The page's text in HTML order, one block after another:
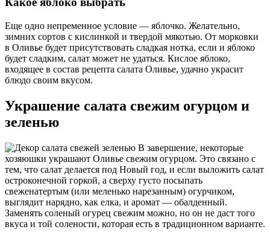
Еще одно непременное условие — яблочко. Желательно,
зимних сортов с кислинкой и твердой мякотью. От морковки
в Оливье будет присутствовать сладкая нотка, если и яблоко
будет сладким, салат может не удаться. Кислое яблоко,
входящее в состав рецепта салата Оливье, удачно украсит
блюдо своим вкусом.
Украшение салата свежим огурцом и
зеленью
В завершение, некоторые
хозяюшки украшают Оливье свежим огурцом. Это связано с
тем, что салат делается под Новый год, и если выложить салат
остроконечной горкой, а сверху густо посыпать
свеженатертым (или меленько нарезанным) огурчиком,
выглядит нарядно, как елка, и аромат — обалденный.
Заменять соленый огурец свежим можно, но он не даст того
вкуса и той солености, которая есть в традиционном варианте.